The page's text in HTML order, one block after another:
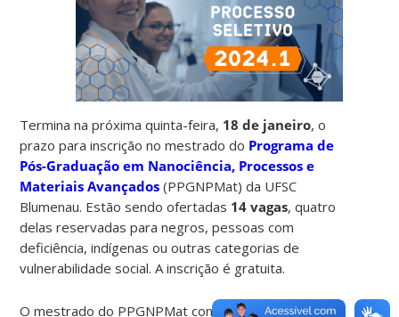
Termina na próxima quinta-feira, 18 de janeiro, o
prazo para inscrição no mestrado do Programa de
Pós-Graduação em Nanociência, Processos e
Materiais Avançados (PPGNPMat) da UFSC
Blumenau. Estão sendo ofertadas 14 vagas, quatro
delas reservadas para negros, pessoas com
deficiência, indígenas ou outras categorias de
vulnerabilidade social. A inscrição é gratuita.
O mestrado do PPGNPMat contempla uma área de